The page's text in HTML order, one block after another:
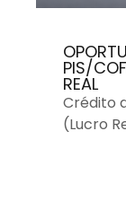
PIS/
REAL
Crédito
(Lucro